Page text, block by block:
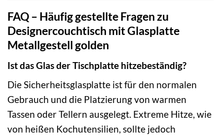
FAQ – Häufig gestellte Fragen zu
Designercouchtisch mit Glasplatte
Metallgestell golden
Ist das Glas der Tischplatte hitzebeständig?
Die Sicherheitsglasplatte ist für den normalen
Gebrauch und die Platzierung von warmen
Tassen oder Tellern ausgelegt. Extreme Hitze, wie
von heißen Kochutensilien, sollte jedoch